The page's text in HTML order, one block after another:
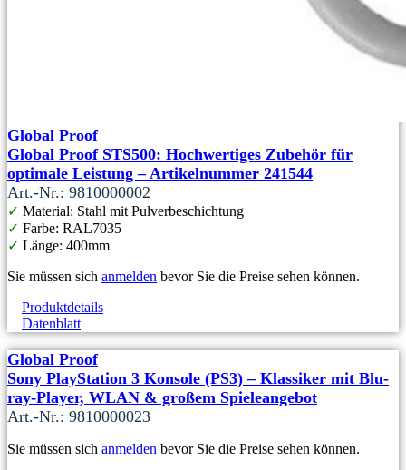
Global Proof
Global Proof STS500: Hochwertiges Zubehör für
optimale Leistung – Artikelnummer 241544
Art.-Nr.: 9810000002
✓ Material: Stahl mit Pulverbeschichtung
✓ Farbe: RAL7035
✓ Länge: 400mm
Sie müssen sich anmelden bevor Sie die Preise sehen können.
Produktdetails
Datenblatt
Global Proof
Sony PlayStation 3 Konsole (PS3) – Klassiker mit Blu-
ray-Player, WLAN & großem Spieleangebot
Art.-Nr.: 9810000023
Sie müssen sich anmelden bevor Sie die Preise sehen können.